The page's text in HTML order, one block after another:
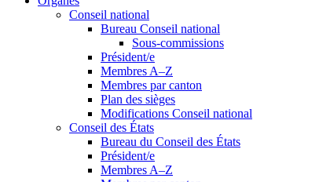
Conseil national
Bureau Conseil national
Sous-commissions
Président/e
Membres A–Z
Membres par canton
Plan des sièges
Modifications Conseil national
Conseil des États
Bureau du Conseil des États
Président/e
Membres A–Z